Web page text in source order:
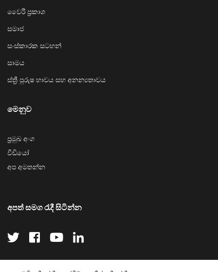
වෛරී ප්‍රකාශ
සමාජ
සංස්කාරක සටහන්
සාමය
ස්ත්‍රී පුරුෂ භාවය සහ අනන්‍යතාවය
මෙනුව
ප්‍රමුඛ අංග
වීඩියෝ
අප අමතන්න
අපත් සමග රැදී සිටින්න